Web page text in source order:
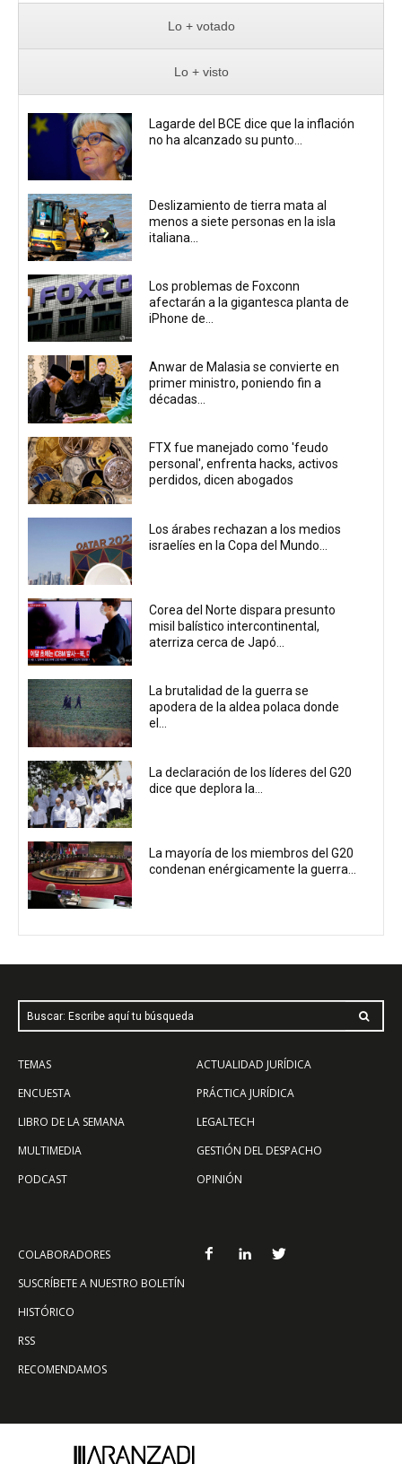
Lo + votado
Lo + visto
Lagarde del BCE dice que la inflación
no ha alcanzado su punto...
Deslizamiento de tierra mata al
menos a siete personas en la isla
italiana...
Los problemas de Foxconn
afectarán a la gigantesca planta de
iPhone de...
Anwar de Malasia se convierte en
primer ministro, poniendo fin a
décadas...
FTX fue manejado como 'feudo
personal', enfrenta hacks, activos
perdidos, dicen abogados
Los árabes rechazan a los medios
israelíes en la Copa del Mundo...
Corea del Norte dispara presunto
misil balístico intercontinental,
aterriza cerca de Japó...
La brutalidad de la guerra se
apodera de la aldea polaca donde
el...
La declaración de los líderes del G20
dice que deplora la...
La mayoría de los miembros del G20
condenan enérgicamente la guerra...
Buscar: Escribe aquí tu búsqueda
TEMAS
ENCUESTA
LIBRO DE LA SEMANA
MULTIMEDIA
PODCAST
ACTUALIDAD JURÍDICA
PRÁCTICA JURÍDICA
LEGALTECH
GESTIÓN DEL DESPACHO
OPINIÓN
COLABORADORES
SUSCRÍBETE A NUESTRO BOLETÍN
HISTÓRICO
RSS
RECOMENDAMOS